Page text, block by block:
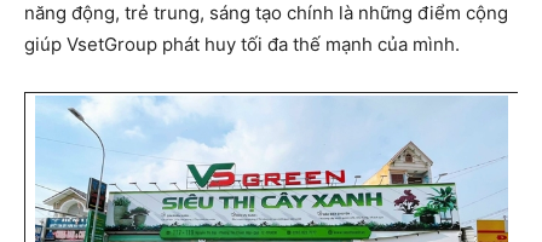
năng động, trẻ trung, sáng tạo chính là những điểm cộng
giúp VsetGroup phát huy tối đa thế mạnh của mình.